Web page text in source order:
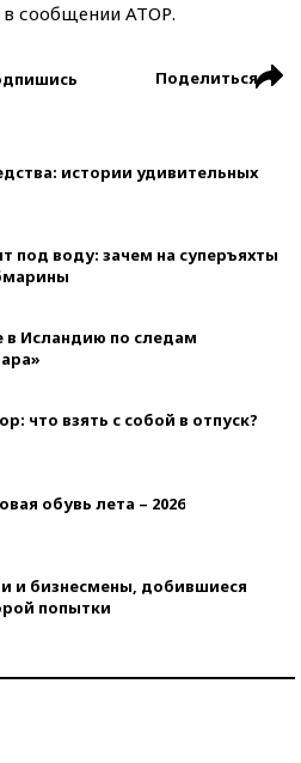
в сообщении АТОР.
Поделиться
истории удивительных
под воду: зачем на суперъяхты
в Исландию по следам
что взять с собой в отпуск?
обувь лета – 2026
и бизнесмены, добившиеся
попытки